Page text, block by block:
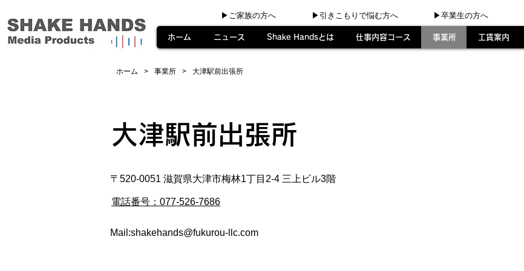
▶︎ご家族の方へ ▶︎引きこもりで悩む方へ ▶︎卒業生の方へ
ホーム ニュース Shake Handsとは 仕事内容コース 事業所 工賃案内
ホーム > 事業所 > ​大津駅前出張所
​大津駅前出張所
〒520-0051 滋賀県大津市梅林1丁目2-4 三上ビル3階
​電話番号：077-526-7686
Mail:shakehands@fukurou-llc.com